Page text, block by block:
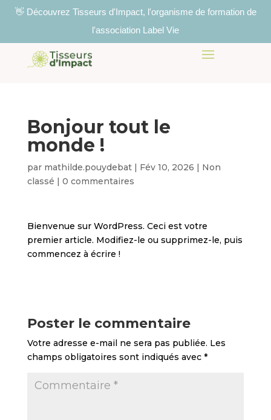
👋 Découvrez Tisseurs d'Impact, l'organisme de formation de
l'association Label Vie
Bonjour tout le
monde !
par mathilde.pouydebat| Fév 10, 2026 | Non
classé | 0 commentaires
Bienvenue sur WordPress. Ceci est votre
premier article. Modifiez-le ou supprimez-le, puis
commencez à écrire !
Poster le commentaire
Votre adresse e-mail ne sera pas publiée. Les
champs obligatoires sont indiqués avec *